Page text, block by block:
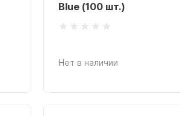
Blue (100 шт.)
Нет в наличии